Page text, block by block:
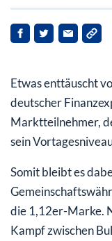
Es sollte bald
Etwas enttäuscht
deutscher
Marktteilnehmer,
sein
Somit bleibt es
die 1,12er-Marke.
Kampf zwischen